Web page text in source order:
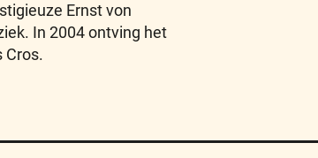
Ernst von
In 2004 ontving het
Cros.